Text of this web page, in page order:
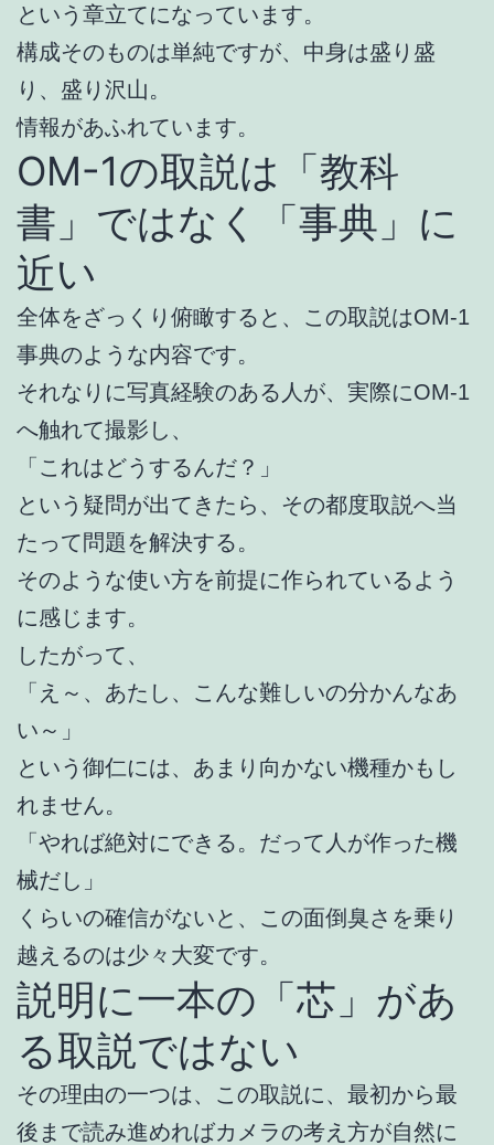
という章立てになっています。
構成そのものは単純ですが、中身は盛り盛
り、盛り沢山。
情報があふれています。
OM-1の取説は「教科
書」ではなく「事典」に
近い
全体をざっくり俯瞰すると、この取説はOM-1
事典のような内容です。
それなりに写真経験のある人が、実際にOM-1
へ触れて撮影し、
「これはどうするんだ？」
という疑問が出てきたら、その都度取説へ当
たって問題を解決する。
そのような使い方を前提に作られているよう
に感じます。
したがって、
「え～、あたし、こんな難しいの分かんなあ
い～」
という御仁には、あまり向かない機種かもし
れません。
「やれば絶対にできる。だって人が作った機
械だし」
くらいの確信がないと、この面倒臭さを乗り
越えるのは少々大変です。
説明に一本の「芯」があ
る取説ではない
その理由の一つは、この取説に、最初から最
後まで読み進めればカメラの考え方が自然に